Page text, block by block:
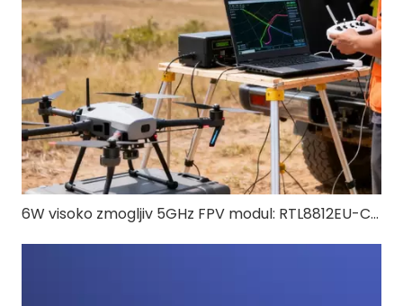
6W visoko zmogljiv 5GHz FPV modul: RTL8812EU-CG za FPV z brezpilotnimi letali dolgega dosega